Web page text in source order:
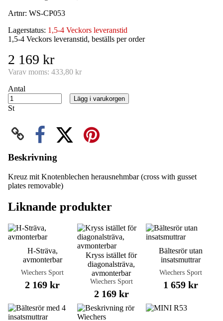
Artnr: WS-CP053
Lagerstatus: 1,5-4 Veckors leveranstid
1,5-4 Veckors leveranstid, beställs per order
2 169 kr
Varav moms: 433,80 kr
Antal
St
Lägg i varukorgen
Beskrivning
Kreuz mit Knotenblechen herausnehmbar (cross with gusset
plates removable)
Liknande produkter
H-Sträva,
avmonterbar
Wiechers Sport
2 169 kr
Kryss istället för
diagonalsträva,
avmonterbar
Wiechers Sport
2 169 kr
Bältesrör utan
insatsmuttrar
Wiechers Sport
1 659 kr